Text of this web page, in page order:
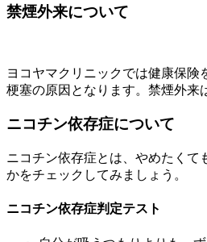
禁煙外来について
ヨコヤマクリニックでは健康保
梗塞の原因となります。禁煙外来
ニコチン依存症について
ニコチン依存症とは、やめたくて
かをチェックしてみましょう。
ニコチン依存症判定テスト